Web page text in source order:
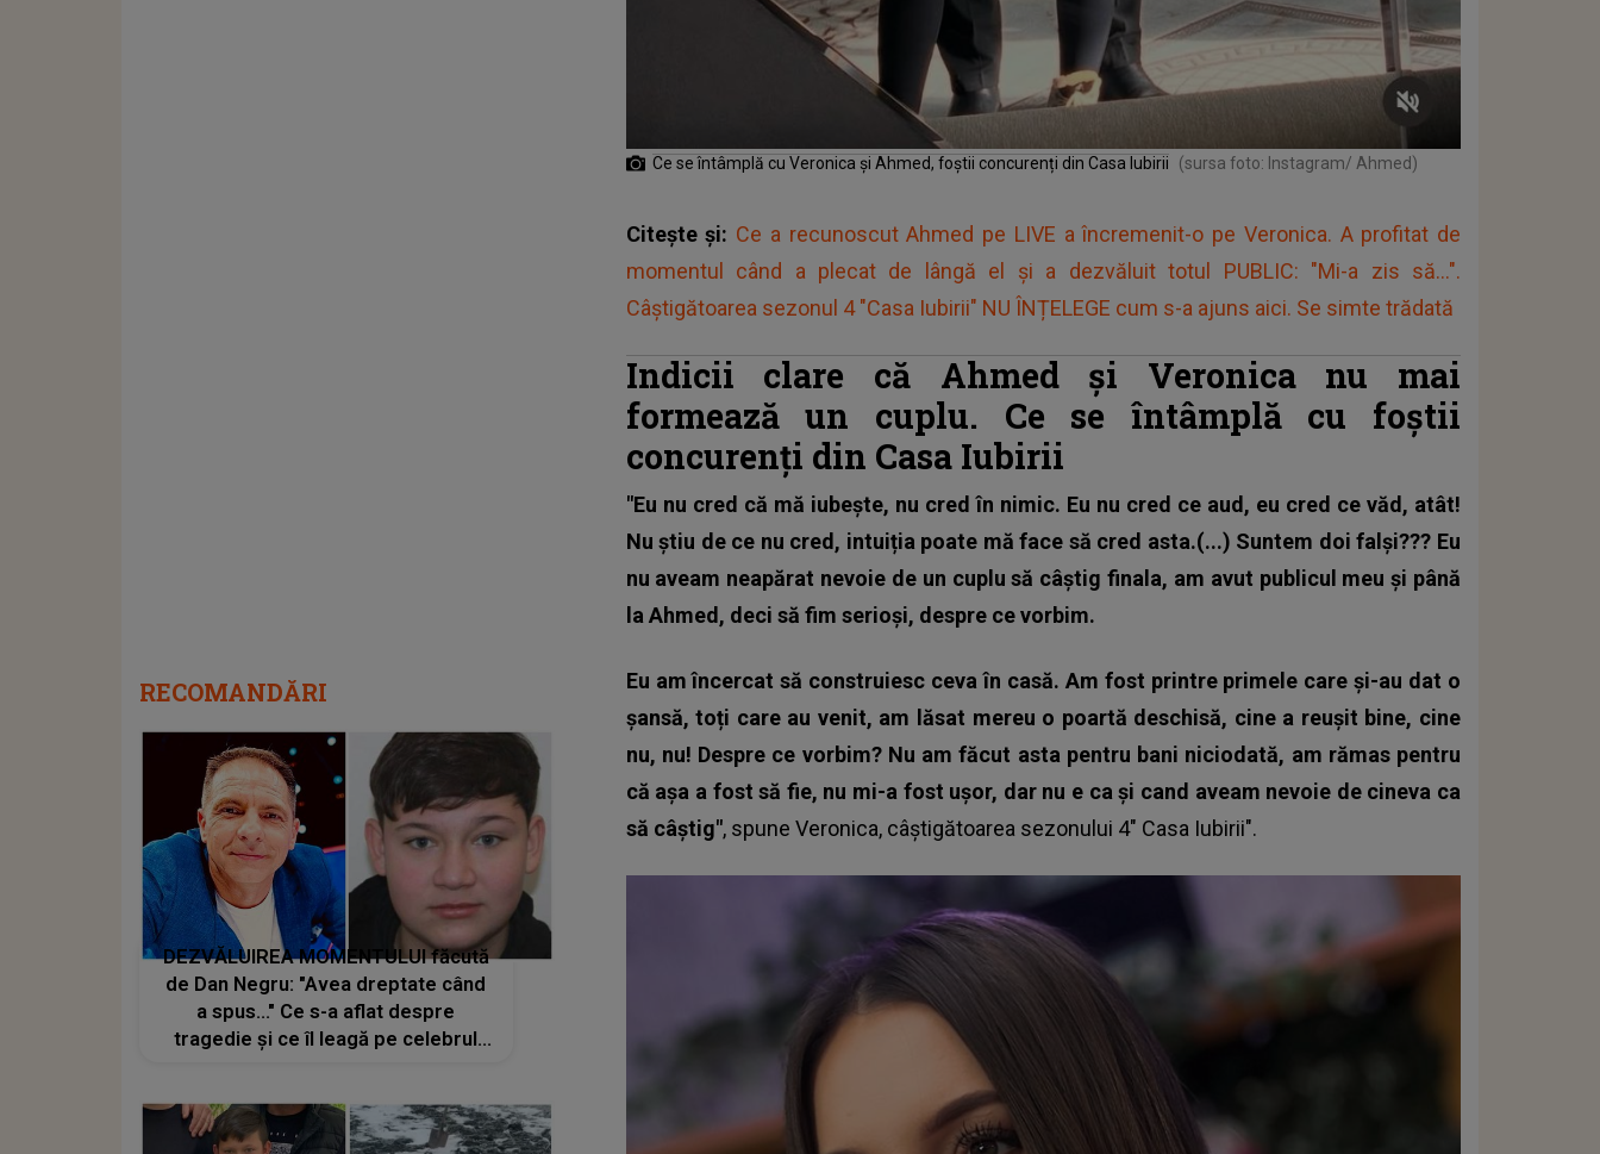
Ce se întâmplă cu Veronica și Ahmed, foștii concurenți din Casa Iubirii (sursa foto: Instagram/ Ahmed)
Citește și: Ce a recunoscut Ahmed pe LIVE a încremenit-o pe Veronica. A profitat de
momentul când a plecat de lângă el și a dezvăluit totul PUBLIC: "Mi-a zis să...".
Câștigătoarea sezonul 4 "Casa Iubirii" NU ÎNȚELEGE cum s-a ajuns aici. Se simte trădată
Indicii clare că Ahmed și Veronica nu mai
formează un cuplu. Ce se întâmplă cu foștii
concurenți din Casa Iubirii
"Eu nu cred că mă iubește, nu cred în nimic. Eu nu cred ce aud, eu cred ce văd, atât!
Nu știu de ce nu cred, intuiția poate mă face să cred asta.(...) Suntem doi falși??? Eu
nu aveam neapărat nevoie de un cuplu să câștig finala, am avut publicul meu și până
la Ahmed, deci să fim serioși, despre ce vorbim.
Eu am încercat să construiesc ceva în casă. Am fost printre primele care și-au dat o
șansă, toți care au venit, am lăsat mereu o poartă deschisă, cine a reușit bine, cine
nu, nu! Despre ce vorbim? Nu am făcut asta pentru bani niciodată, am rămas pentru
că așa a fost să fie, nu mi-a fost ușor, dar nu e ca și cand aveam nevoie de cineva ca
să câștig", spune Veronica, câștigătoarea sezonului 4" Casa Iubirii".
RECOMANDĂRI
DEZVĂLUIREA MOMENTULUI făcută
de Dan Negru: "Avea dreptate când
a spus..." Ce s-a aflat despre
tragedie și ce îl leagă pe celebrul
prieteni în curtea unei case te lasă
fără cuvinte